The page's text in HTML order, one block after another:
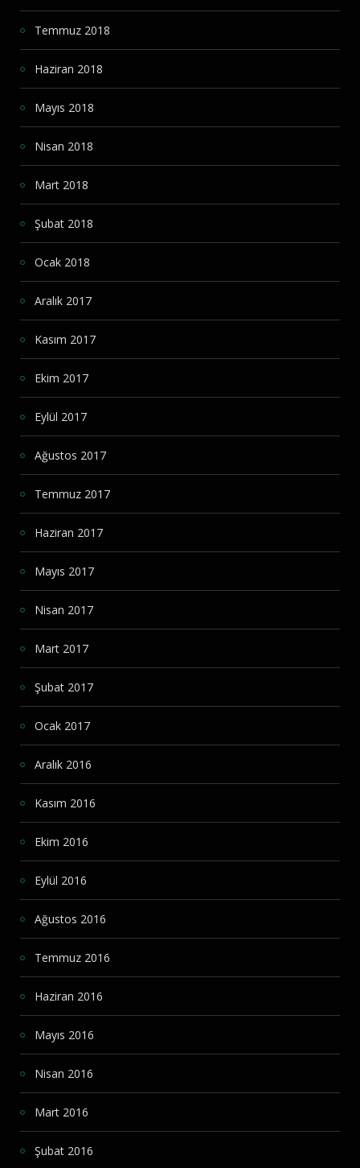
Temmuz 2018
Haziran 2018
Mayıs 2018
Nisan 2018
Mart 2018
Şubat 2018
Ocak 2018
Aralık 2017
Kasım 2017
Ekim 2017
Eylül 2017
Ağustos 2017
Temmuz 2017
Haziran 2017
Mayıs 2017
Nisan 2017
Mart 2017
Şubat 2017
Ocak 2017
Aralık 2016
Kasım 2016
Ekim 2016
Eylül 2016
Ağustos 2016
Temmuz 2016
Haziran 2016
Mayıs 2016
Nisan 2016
Mart 2016
Şubat 2016